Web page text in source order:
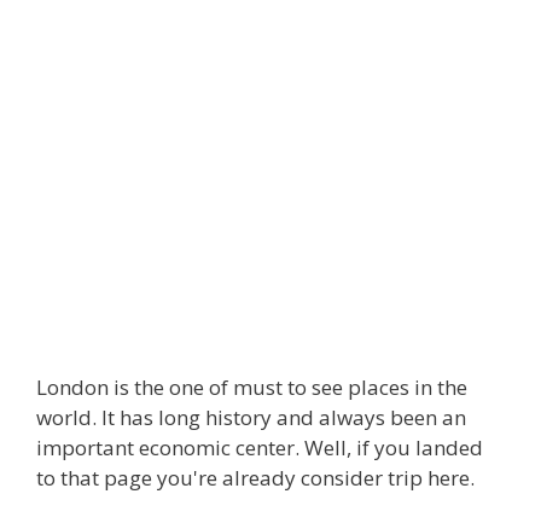
London is the one of must to see places in the
world. It has long history and always been an
important economic center. Well, if you landed
to that page you're already consider trip here.